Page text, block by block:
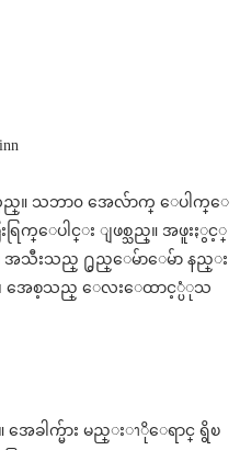
ည္။ သဘာ၀ အေလ်ာက္ ေပါက္ေ
းရြက္ေပါင္း ျဖစ္သည္။ အဖူးႏွင့္
အသီးသည္ ႐ွည္ေမ်ာေမ်ာ နည္း
၊ အေစ့သည္ ေလးေထာင့္ပံုသ
အေခါက္မ်ား မည္းၫိုေရာင္ ရွိၿ